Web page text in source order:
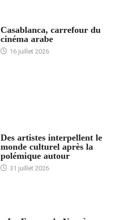
Casablanca, carrefour du
cinéma arabe
16 juillet 2026
Des artistes interpellent le
monde culturel après la
polémique autour
31 juillet 2026